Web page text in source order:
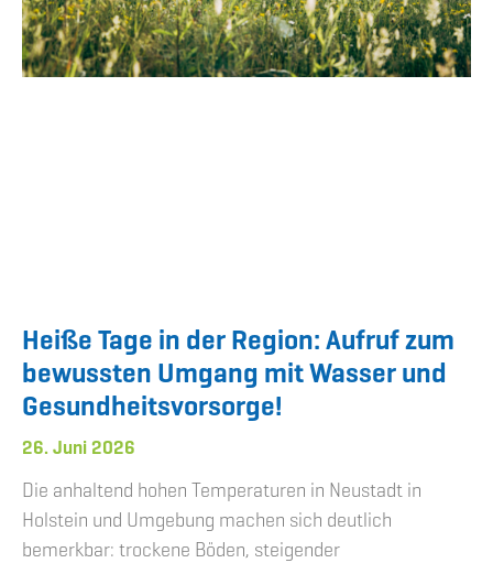
Heiße Tage in der Region: Aufruf zum
bewussten Umgang mit Wasser und
Gesundheitsvorsorge!
26. Juni 2026
Die anhaltend hohen Temperaturen in Neustadt in
Holstein und Umgebung machen sich deutlich
bemerkbar: trockene Böden, steigender